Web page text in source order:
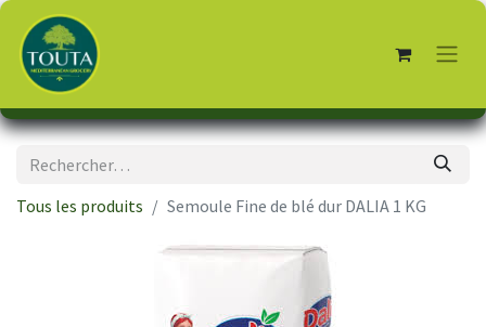
Tous les produits Semoule Fine de blé dur DALIA 1 KG